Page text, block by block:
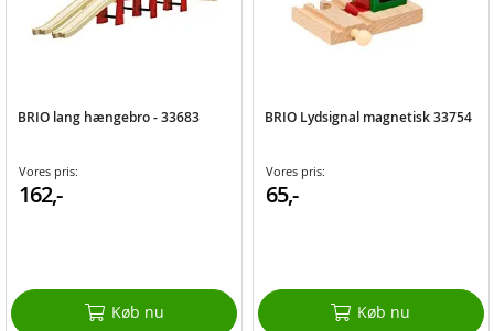
BRIO lang hængebro - 33683
Vores pris:
162,-
Køb nu
BRIO Lydsignal magnetisk 33754
Vores pris:
65,-
Køb nu